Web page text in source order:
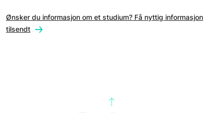
Ønsker du informasjon om et studium? Få nyttig informasjon
tilsendt